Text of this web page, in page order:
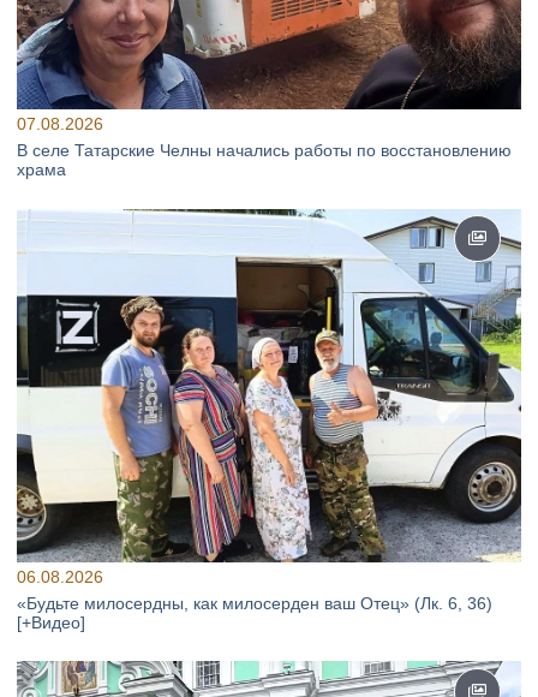
07.08.2026
В селе Татарские Челны начались работы по восстановлению
храма
06.08.2026
«Будьте милосердны, как милосерден ваш Отец» (Лк. 6, 36)
[+Видео]